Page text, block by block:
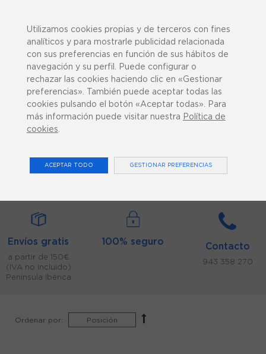
ACCESORIOS TERMOTERAPIA
Envíos gratis
a partir de 150€
(IVA no incluido)
Península Ibérica
100% seguro
Contacto
943 358 270
Ordenar por:
Utilizamos cookies propias y de terceros con fines
analíticos y para mostrarle publicidad relacionada
con sus preferencias en función de sus hábitos de
navegación y su perfil. Puede configurar o
rechazar las cookies haciendo clic en «Gestionar
preferencias». También puede aceptar todas las
cookies pulsando el botón «Aceptar todas». Para
más información puede visitar nuestra Política de
cookies.
ACEPTAR TODO GESTIONAR PREFERENCIAS